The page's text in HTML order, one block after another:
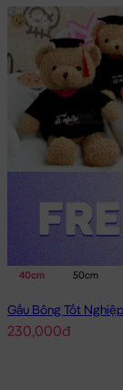
40cm 50cm
230,000đ